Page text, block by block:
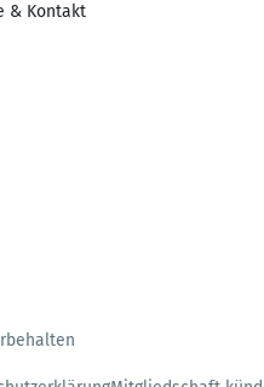
& Kontakt